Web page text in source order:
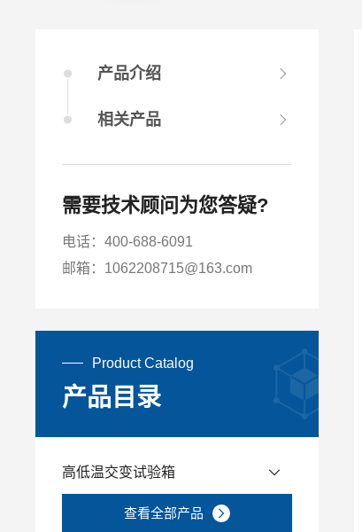
产品介绍
相关产品
需要技术顾问为您答疑?
电话：400-688-6091
邮箱：1062208715@163.com
Product Catalog
产品目录
高低温交变试验箱
查看全部产品